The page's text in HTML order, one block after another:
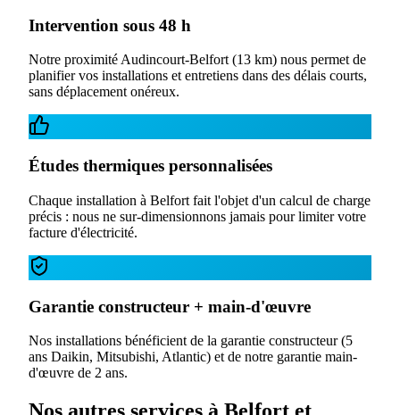
Intervention sous 48 h
Notre proximité Audincourt-Belfort (13 km) nous permet de
planifier vos installations et entretiens dans des délais courts,
sans déplacement onéreux.
Études thermiques personnalisées
Chaque installation à Belfort fait l'objet d'un calcul de charge
précis : nous ne sur-dimensionnons jamais pour limiter votre
facture d'électricité.
Garantie constructeur + main-d'œuvre
Nos installations bénéficient de la garantie constructeur (5
ans Daikin, Mitsubishi, Atlantic) et de notre garantie main-
d'œuvre de 2 ans.